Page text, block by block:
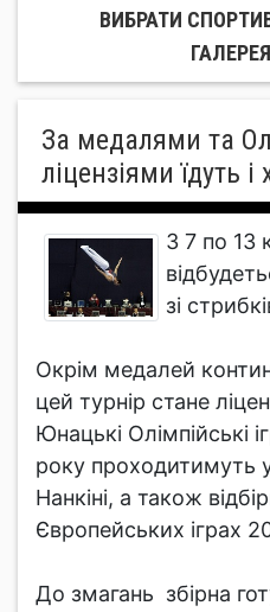
ВИБРАТИ
За медалями та
ліцензіями їдуть і
З 7 по 13
зі
Окрім медалей
цей турнір стане
Юнацькі Олімпійські
року проходитимуть
Нанкіні, а також
Європейських іграх
До змагань збірна